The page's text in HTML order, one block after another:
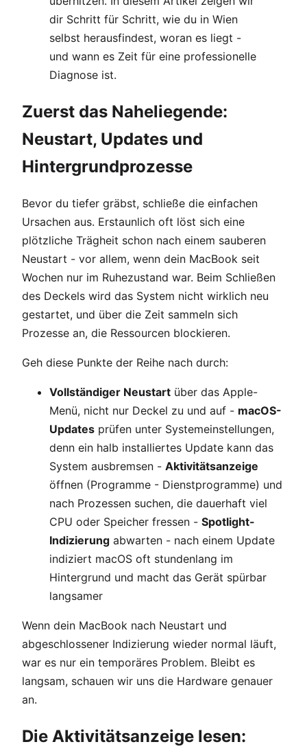
dir Schritt für Schritt, wie du in Wien
selbst herausfindest, woran es liegt -
und wann es Zeit für eine professionelle
Diagnose ist.
Zuerst das Naheliegende:
Neustart, Updates und
Hintergrundprozesse
Bevor du tiefer gräbst, schließe die einfachen
Ursachen aus. Erstaunlich oft löst sich eine
plötzliche Trägheit schon nach einem sauberen
Neustart - vor allem, wenn dein MacBook seit
Wochen nur im Ruhezustand war. Beim Schließen
des Deckels wird das System nicht wirklich neu
gestartet, und über die Zeit sammeln sich
Prozesse an, die Ressourcen blockieren.
Geh diese Punkte der Reihe nach durch:
Vollständiger Neustart über das Apple-
Menü, nicht nur Deckel zu und auf - macOS-
Updates prüfen unter Systemeinstellungen,
denn ein halb installiertes Update kann das
System ausbremsen - Aktivitätsanzeige
öffnen (Programme - Dienstprogramme) und
nach Prozessen suchen, die dauerhaft viel
CPU oder Speicher fressen - Spotlight-
Indizierung abwarten - nach einem Update
indiziert macOS oft stundenlang im
Hintergrund und macht das Gerät spürbar
langsamer
Wenn dein MacBook nach Neustart und
abgeschlossener Indizierung wieder normal läuft,
war es nur ein temporäres Problem. Bleibt es
langsam, schauen wir uns die Hardware genauer
an.
Die Aktivitätsanzeige lesen: